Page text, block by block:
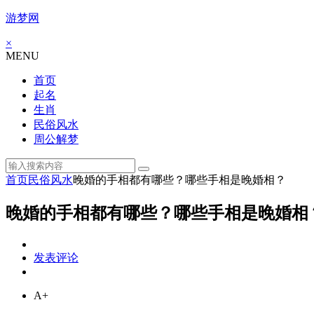
游梦网
×
MENU
首页
起名
生肖
民俗风水
周公解梦
首页民俗风水晚婚的手相都有哪些？哪些手相是晚婚相？
晚婚的手相都有哪些？哪些手相是晚婚相
发表评论
A+